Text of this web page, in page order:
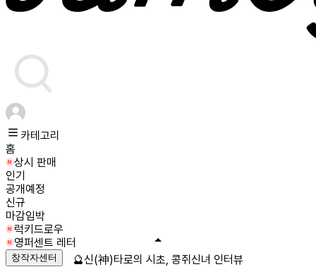
카테고리
홈
상시 판매
인기
공개예정
신규
마감임박
럭키드로우
영퍼센트 레터
창작자센터 🔮신(神)타로의 시초, 콩쥐신녀 인터뷰